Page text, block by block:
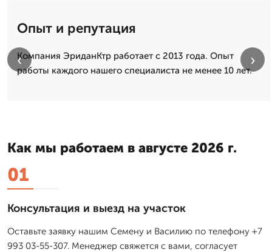
Опыт и репутация
Компания ЭриданКтр работает с 2013 года. Опыт
работы каждого нашего специалиста не менее 10 лет.
‹ ›
Как мы работаем в августе 2026 г.
01
Консультация и выезд на участок
Оставьте заявку нашим Семену и Василию по телефону +7
993 03-55-307. Менеджер свяжется с вами, согласует